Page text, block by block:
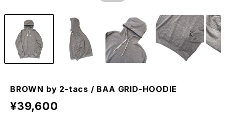
BROWN by 2-tacs / BAA GRID-HOODIE
¥39,600